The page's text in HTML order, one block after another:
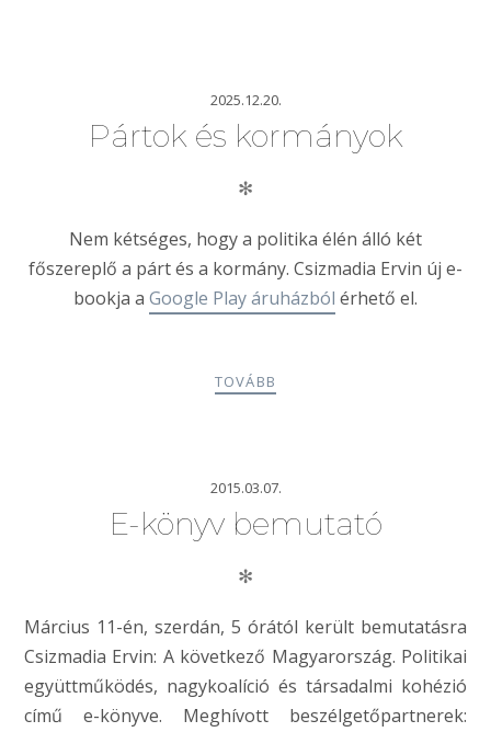
2025.12.20.
Pártok és kormányok
✻
Nem kétséges, hogy a politika élén álló két
főszereplő a párt és a kormány. Csizmadia Ervin új e-
bookja a Google Play áruházból érhető el.
TOVÁBB
2015.03.07.
E-könyv bemutató
✻
Március 11-én, szerdán, 5 órától került bemutatásra
Csizmadia Ervin: A következő Magyarország. Politikai
együttműködés, nagykoalíció és társadalmi kohézió
című e-könyve. Meghívott beszélgetőpartnerek: